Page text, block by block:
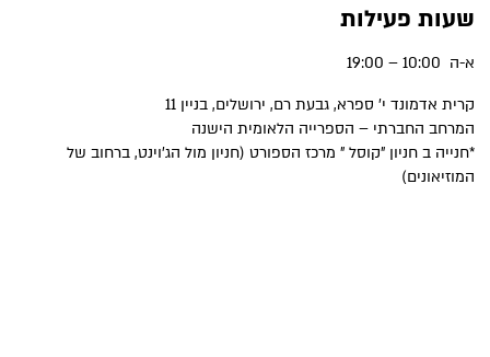
שעות פעילות
א-ה 10:00 – 19:00
קרית אדמונד י׳ ספרא, גבעת רם, ירושלים, בניין 11
המרחב החברתי – הספרייה הלאומית הישנה
*חנייה ב חניון "קוסל " מרכז הספורט (חניון מול הג'וינט, ברחוב של
המוזיאונים)